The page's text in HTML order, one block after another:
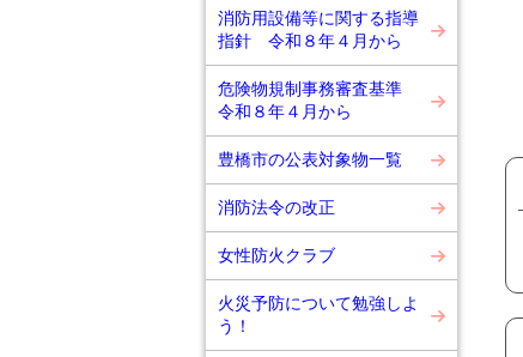
消防用設備等に関する指導
指針 令和８年４月から
危険物規制事務審査基準
令和８年４月から
豊橋市の公表対象物一覧
消防法令の改正
女性防火クラブ
火災予防について勉強しよ
う！